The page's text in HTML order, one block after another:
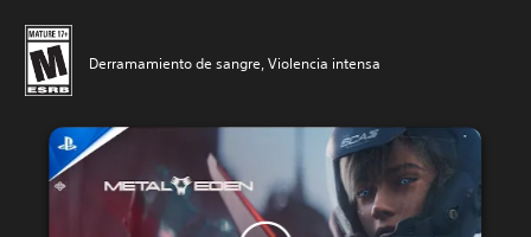
Derramamiento de sangre, Violencia intensa